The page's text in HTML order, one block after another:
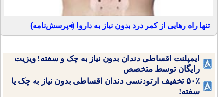
تنها راه رهایی از کمر درد بدون نیاز به دارو! (◂پرسش‌نامه)
ایمپلنت اقساطی دندان بدون نیاز به چک و سفته! ویزیت
رایگان توسط متخصص
۵۰٪ تخفیف ارتودنسی دندان اقساطی بدون نیاز به چک یا
سفته!